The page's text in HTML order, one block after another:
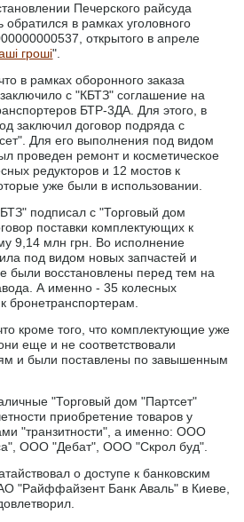
Печерского райсуда
обратился в рамках уголовного
открытого в апреле
гроші".
в рамках оборонного заказа
с "КБТЗ" соглашение на
БТР-3ДА. Для этого, в
заключил договор подряда с
Для его выполнения под видом
проведен ремонт и косметическое
редукторов и 12 мостов к
уже были в использовании.
подписал с "Торговый дом
поставки комплектующих к
9,14 млн грн. Во исполнение
под видом новых запчастей и
были восстановлены перед тем на
А именно - 35 колесных
бронетранспортерам.
кроме того, что комплектующие уже
еще и не соответствовали
и были поставлены по завышенным
"Торговый дом "Партсет"
приобретение товаров у
"транзитности", а именно: ООО
ООО "Дебат", ООО "Скрол буд".
о доступе к банковским
"Райффайзент Банк Аваль" в Киеве,